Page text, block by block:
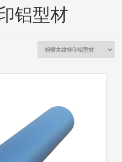
铝型材